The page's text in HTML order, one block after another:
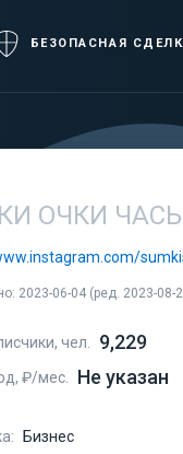
БЕЗОПАСНАЯ
ОЧКИ
2023-06-04 (ред. 2023-08-
чел. 9,229
₽/мес. Не указан
Бизнес